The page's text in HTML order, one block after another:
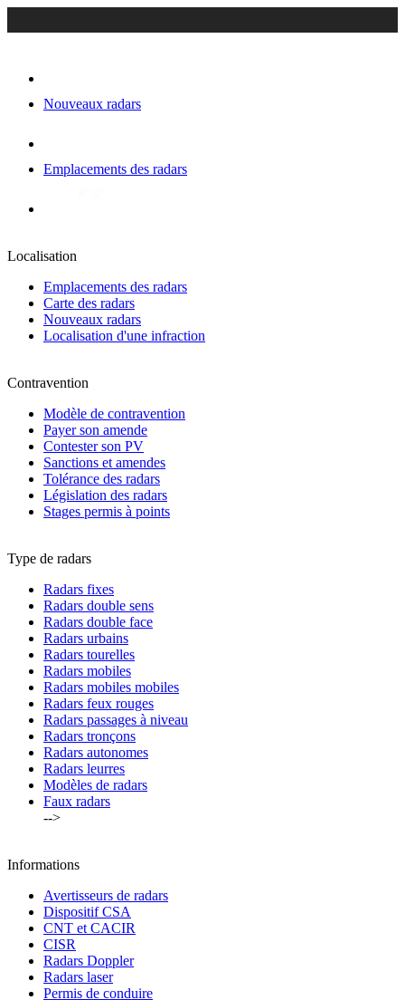
Nouveaux radars
Emplacements des radars
Localisation
Emplacements des radars
Carte des radars
Nouveaux radars
Localisation d'une infraction
Contravention
Modèle de contravention
Payer son amende
Contester son PV
Sanctions et amendes
Tolérance des radars
Législation des radars
Stages permis à points
Type de radars
Radars fixes
Radars double sens
Radars double face
Radars urbains
Radars tourelles
Radars mobiles
Radars mobiles mobiles
Radars feux rouges
Radars passages à niveau
Radars tronçons
Radars autonomes
Radars leurres
Modèles de radars
Faux radars
-->
Informations
Avertisseurs de radars
Dispositif CSA
CNT et CACIR
CISR
Radars Doppler
Radars laser
Permis de conduire